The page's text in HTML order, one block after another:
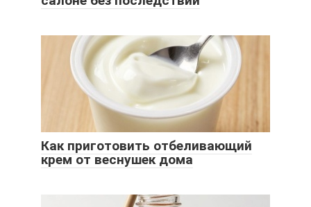
Как приготовить отбеливающий
крем от веснушек дома